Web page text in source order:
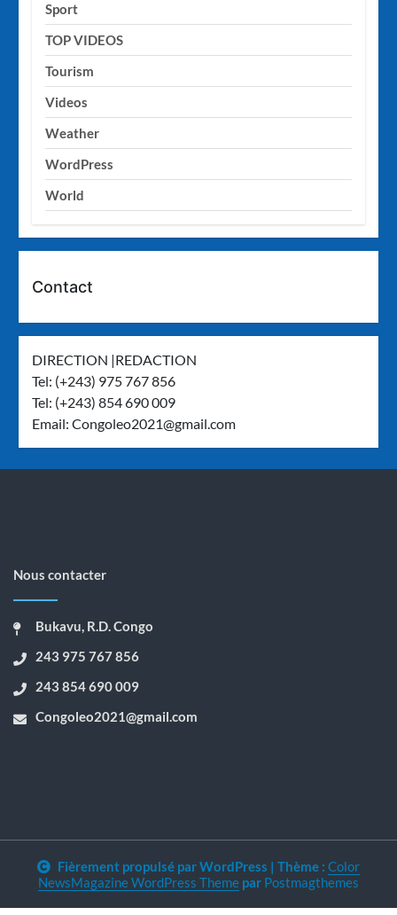
Sport
TOP VIDEOS
Tourism
Videos
Weather
WordPress
World
Contact
DIRECTION |REDACTION
Tel: (+243) 975 767 856
Tel: (+243) 854 690 009
Email:Congoleo2021@gmail.com
Nous contacter
Bukavu, R.D. Congo
243 975 767 856
243 854 690 009
Congoleo2021@gmail.com
Fièrement propulsé par WordPress | Thème : Color
NewsMagazine WordPress Theme par Postmagthemes